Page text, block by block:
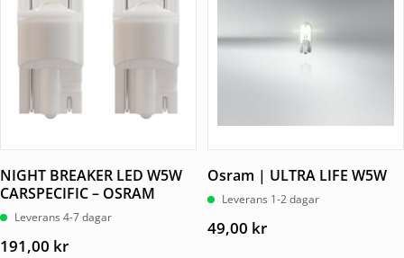
NIGHT BREAKER LED W5W
CARSPECIFIC – OSRAM
Leverans 4-7 dagar
191,00 kr
Osram | ULTRA LIFE W5W
Leverans 1-2 dagar
49,00 kr